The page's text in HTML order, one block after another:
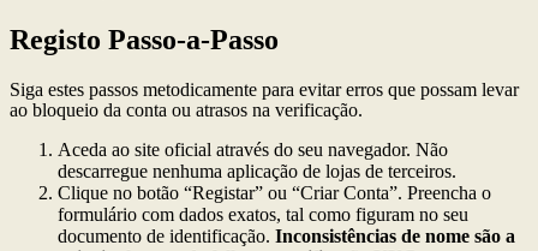
Registo Passo-a-Passo
Siga estes passos metodicamente para evitar erros que possam levar
ao bloqueio da conta ou atrasos na verificação.
Aceda ao site oficial através do seu navegador. Não
descarregue nenhuma aplicação de lojas de terceiros.
Clique no botão “Registar” ou “Criar Conta”. Preencha o
formulário com dados exatos, tal como figuram no seu
documento de identificação. Inconsistências de nome são a